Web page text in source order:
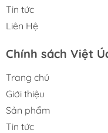
Tin tức
Liên Hệ
Chính sách Việt
Trang chủ
Giới thiệu
Sản phẩm
Tin tức